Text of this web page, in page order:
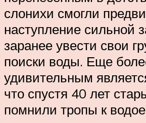
слонихи смогли
наступление сильной
заранее увести свои
поиски воды. Еще
удивительным
что спустя 40 лет
помнили тропы к